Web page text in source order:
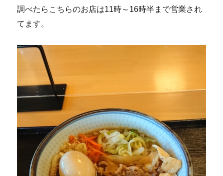
調べたらこちらのお店は11時～16時半まで営業され
てます。